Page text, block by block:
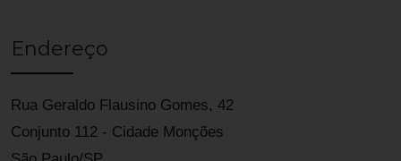
Endereço
Rua Geraldo Flausino Gomes, 42
Conjunto 112 - Cidade Monções